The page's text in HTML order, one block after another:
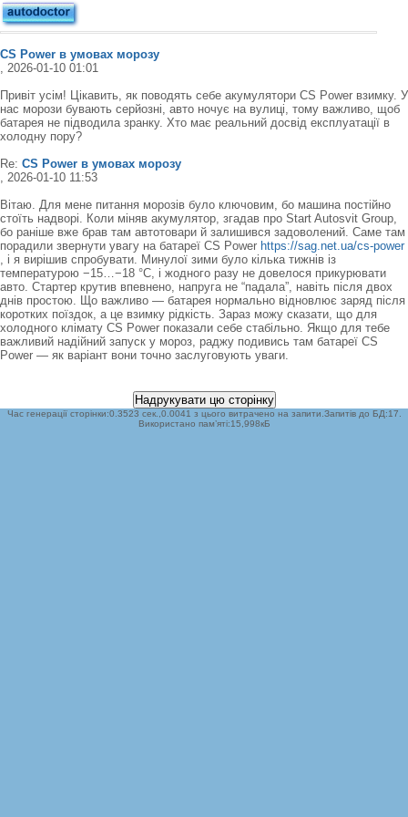
CS Power в умовах морозу
, 2026-01-10 01:01
Привіт усім! Цікавить, як поводять себе акумулятори CS Power взимку. У
нас морози бувають серйозні, авто ночує на вулиці, тому важливо, щоб
батарея не підводила зранку. Хто має реальний досвід експлуатації в
холодну пору?
Re: CS Power в умовах морозу
, 2026-01-10 11:53
Вітаю. Для мене питання морозів було ключовим, бо машина постійно
стоїть надворі. Коли міняв акумулятор, згадав про Start Autosvit Group,
бо раніше вже брав там автотовари й залишився задоволений. Саме там
порадили звернути увагу на батареї CS Power https://sag.net.ua/cs-power
, і я вирішив спробувати. Минулої зими було кілька тижнів із
температурою −15…−18 °C, і жодного разу не довелося прикурювати
авто. Стартер крутив впевнено, напруга не “падала”, навіть після двох
днів простою. Що важливо — батарея нормально відновлює заряд після
коротких поїздок, а це взимку рідкість. Зараз можу сказати, що для
холодного клімату CS Power показали себе стабільно. Якщо для тебе
важливий надійний запуск у мороз, раджу подивись там батареї CS
Power — як варіант вони точно заслуговують уваги.
Час генерації сторінки:0.3523 сек.,0.0041 з цього витрачено на запити.Запитів до БД:17.
Використано пам’яті:15,998кБ